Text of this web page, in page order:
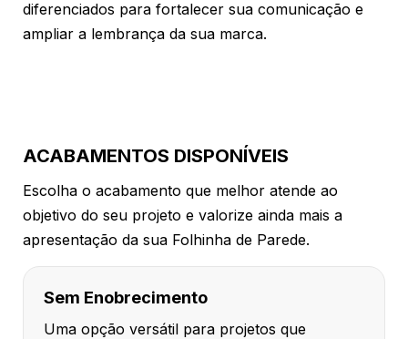
diferenciados para fortalecer sua comunicação e
ampliar a lembrança da sua marca.
ACABAMENTOS DISPONÍVEIS
Escolha o acabamento que melhor atende ao
objetivo do seu projeto e valorize ainda mais a
apresentação da sua Folhinha de Parede.
Sem Enobrecimento
Uma opção versátil para projetos que